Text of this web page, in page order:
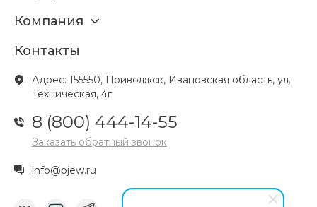
Компания
Контакты
Адрес: 155550, Приволжск, Ивановская область, ул.
Техническая, 4г
8 (800) 444-14-55
Заказать обратный звонок
info@pjew.ru